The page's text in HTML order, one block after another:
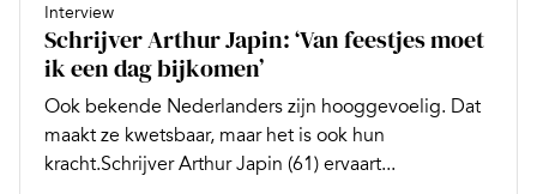
Interview
Schrijver Arthur Japin: ‘Van feestjes moet
ik een dag bijkomen’
Ook bekende Nederlanders zijn hooggevoelig. Dat
maakt ze kwetsbaar, maar het is ook hun
kracht.Schrijver Arthur Japin (61) ervaart...